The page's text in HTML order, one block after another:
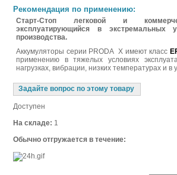
Рекомендация по применению:
Старт-Стоп легковой и
эксплуатирующийся в экстремальных
производства.
Аккумуляторы серии PRODA X имеют класс
применению в тяжелых условиях
нагрузках, вибрации, низких температурах и в
Задайте вопрос по этому товару
Доступен
На складе: 1
Обычно отгружается в течение: